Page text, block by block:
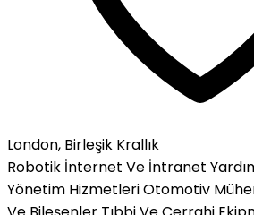
London, Birleşik Krallık
Robotik İnternet Ve İntranet
Yönetim HizmetleriOtomotiv